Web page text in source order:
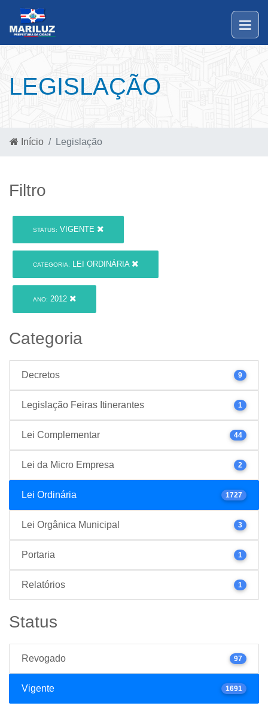
LEGISLAÇÃO
Início Legislação
Filtro
STATUS: VIGENTE
CATEGORIA: LEI ORDINÁRIA
ANO: 2012
Categoria
Decretos 9
Legislação Feiras Itinerantes 1
Lei Complementar 44
Lei da Micro Empresa 2
Lei Ordinária 1727
Lei Orgânica Municipal 3
Portaria 1
Relatórios 1
Status
Revogado 97
Vigente 1691